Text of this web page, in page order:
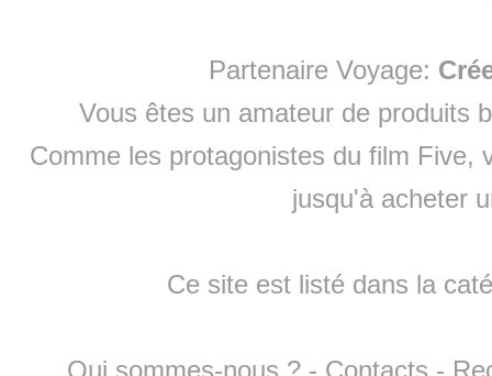
Partenaire Voyage:
Vous êtes un amateur de produits
Comme les protagonistes du film Five,
jusqu'à acheter
Ce site est listé dans la
Qui sommes-nous ? - Contacts -